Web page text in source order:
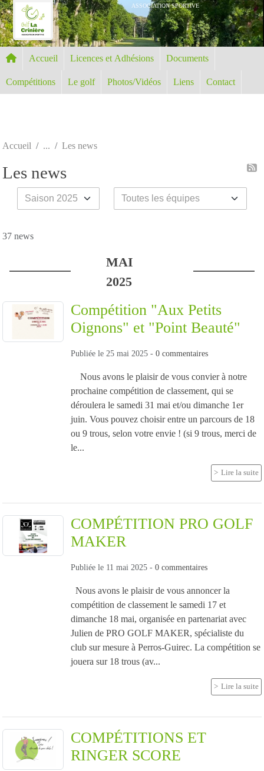
ASSOCIATION SPORTIVE
Accueil Licences et Adhésions Documents
Compétitions Le golf Photos/Vidéos Liens Contact
Accueil Les news
Les news
37 news
MAI
2025
Compétition "Aux Petits
Oignons" et "Point Beauté"
Publiée le 25 mai 2025 - 0 commentaires
Nous avons le plaisir de vous convier à notre
prochaine compétition de classement, qui se
déroulera le samedi 31 mai et/ou dimanche 1er
juin. Vous pouvez choisir entre un parcours de 18
ou 9 trous, selon votre envie ! (si 9 trous, merci de
le...
Lire la suite
COMPÉTITION PRO GOLF
MAKER
Publiée le 11 mai 2025 - 0 commentaires
Nous avons le plaisir de vous annoncer la
compétition de classement le samedi 17 et
dimanche 18 mai, organisée en partenariat avec
Julien de PRO GOLF MAKER, spécialiste du
club sur mesure à Perros-Guirec. La compétition se
jouera sur 18 trous (av...
Lire la suite
COMPÉTITIONS ET
RINGER SCORE
Panneau de gestion des cookies